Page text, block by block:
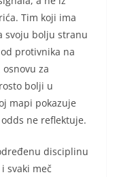
Tim koji ima
svoju bolju stranu
protivnika na
za
bolji u
mapi pokazuje
ne reflektuje.
disciplinu
svaki meč